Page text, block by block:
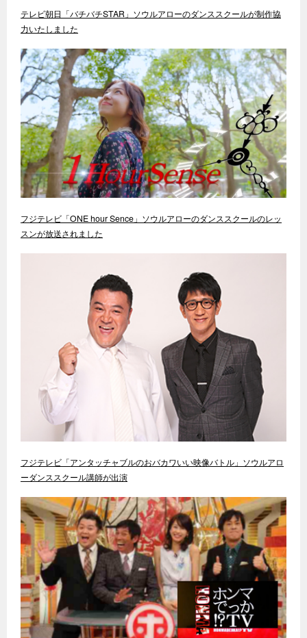
テレビ朝日「バチバチSTAR」ソウルアローのダンススクールが制作協
力いたしました
フジテレビ「ONE hour Sence」ソウルアローのダンススクールのレッ
スンが放送されました
フジテレビ「アンタッチャブルのおバカワいい映像バトル」ソウルアロ
ーダンススクール講師が出演